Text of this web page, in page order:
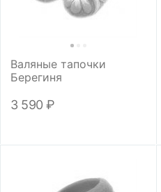
Валяные тапочки
Берегиня
3 590 ₽